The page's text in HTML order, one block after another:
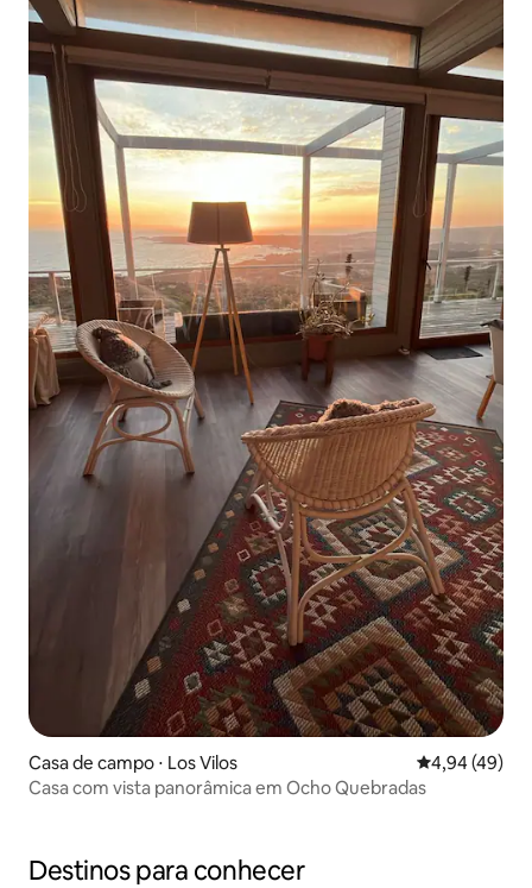
Casa de campo ⋅ Los Vilos 4,94 de uma
4,94 (49)
Casa com vista panorâmica em Ocho Quebradas
Destinos para conhecer